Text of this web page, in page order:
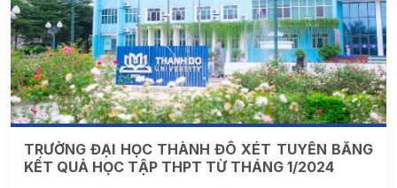
TRƯỜNG ĐẠI HỌC THÀNH ĐÔ XÉT TUYỂN BẰNG
KẾT QUẢ HỌC TẬP THPT TỪ THÁNG 1/2024